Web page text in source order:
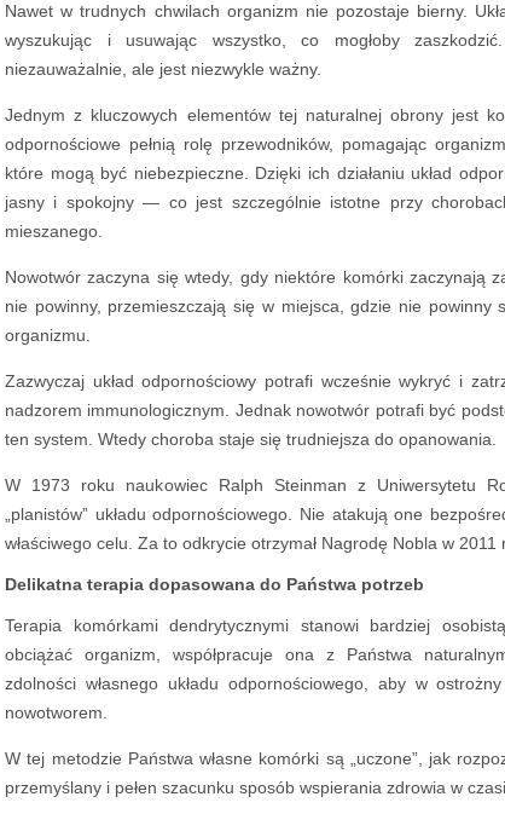
Nawet w trudnych chwilach organizm nie pozostaje bierny.
wyszukując i usuwając wszystko, co mogłoby
niezauważalnie, ale jest niezwykle ważny.
Jednym z kluczowych elementów tej naturalnej obrony jest
odpornościowe pełnią rolę przewodników, pomagając
które mogą być niebezpieczne. Dzięki ich działaniu układ
jasny i spokojny — co jest szczególnie istotne przy
mieszanego.
Nowotwór zaczyna się wtedy, gdy niektóre komórki zaczynają
nie powinny, przemieszczają się w miejsca, gdzie nie powinny
organizmu.
Zazwyczaj układ odpornościowy potrafi wcześnie wykryć i
nadzorem immunologicznym. Jednak nowotwór potrafi być
ten system. Wtedy choroba staje się trudniejsza do opanowania.
W 1973 roku naukowiec Ralph Steinman z Uniwersytetu
„planistów” układu odpornościowego. Nie atakują one
właściwego celu. Za to odkrycie otrzymał Nagrodę Nobla w 2011
Delikatna terapia dopasowana do Państwa potrzeb
Terapia komórkami dendrytycznymi stanowi bardziej
obciążać organizm, współpracuje ona z Państwa
zdolności własnego układu odpornościowego, aby w
nowotworem.
W tej metodzie Państwa własne komórki są „uczone”, jak
przemyślany i pełen szacunku sposób wspierania zdrowia w